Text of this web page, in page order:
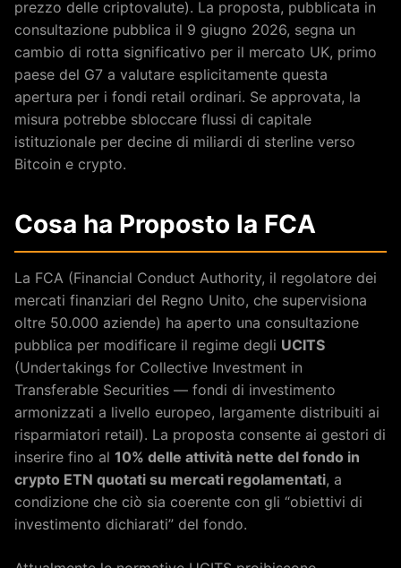
prezzo delle criptovalute). La proposta, pubblicata in
consultazione pubblica il 9 giugno 2026, segna un
cambio di rotta significativo per il mercato UK, primo
paese del G7 a valutare esplicitamente questa
apertura per i fondi retail ordinari. Se approvata, la
misura potrebbe sbloccare flussi di capitale
istituzionale per decine di miliardi di sterline verso
Bitcoin e crypto.
Cosa ha Proposto la FCA
La FCA (Financial Conduct Authority, il regolatore dei
mercati finanziari del Regno Unito, che supervisiona
oltre 50.000 aziende) ha aperto una consultazione
pubblica per modificare il regime degli UCITS
(Undertakings for Collective Investment in
Transferable Securities — fondi di investimento
armonizzati a livello europeo, largamente distribuiti ai
risparmiatori retail). La proposta consente ai gestori di
inserire fino al 10% delle attività nette del fondo in
crypto ETN quotati su mercati regolamentati, a
condizione che ciò sia coerente con gli “obiettivi di
investimento dichiarati” del fondo.